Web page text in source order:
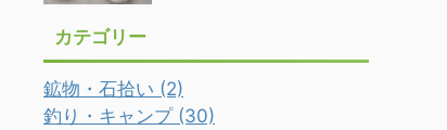
カテゴリー
鉱物・石拾い (2)
釣り・キャンプ (30)